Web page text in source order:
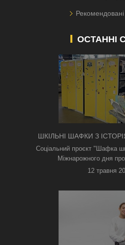
ОСТАННІ
ШКІЛЬНІ ШАФКИ З
З'ЯВИЛИСЯ В
Соціальний проєкт "Шафка
Міжнарожного дня
12 травня